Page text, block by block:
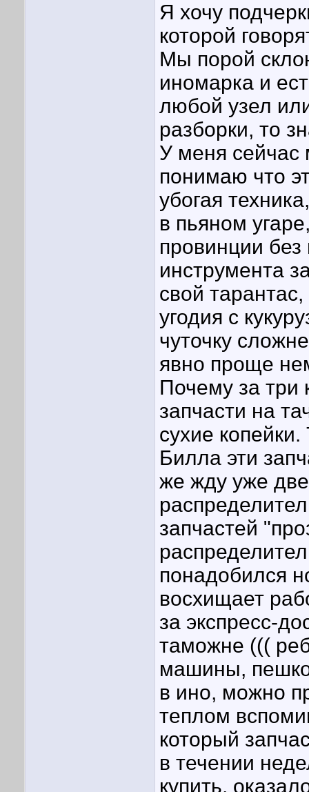
Я хочу
которой
Мы порой
иномарка и
любой узел
разборки, то
У меня сейчас
понимаю что
убогая
в пьяном
провинции без
инструмента
свой
угодия с
чуточку
явно проще
Почему за три
запчасти на
сухие
Билла эти
же жду уже
запчастей
понадобился
восхищает
за экспресс-
таможне (((
машины,
в ино, можно
теплом
который
в течении
купить,